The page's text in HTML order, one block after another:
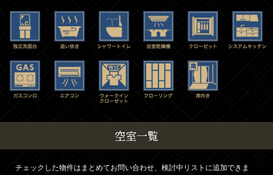
空室一覧
チェックした物件はまとめてお問い合わせ、検討中リストに追加できま